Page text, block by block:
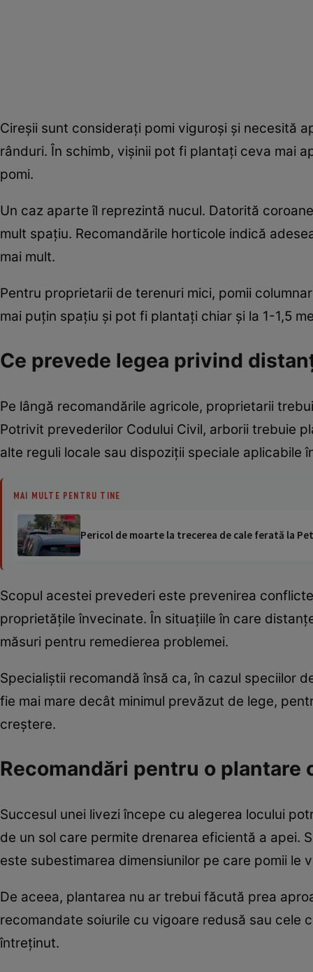
Cireșii sunt considerați pomi viguroși și necesită
rânduri. În schimb, vișinii pot fi plantați ceva mai
pomi.
Un caz aparte îl reprezintă nucul. Datorită
mult spațiu. Recomandările horticole indică
mai mult.
Pentru proprietarii de terenuri mici, pomii
mai puțin spațiu și pot fi plantați chiar și la 1-1,5
Ce prevede legea privind
Pe lângă recomandările agricole, proprietarii
Potrivit prevederilor Codului Civil, arborii trebuie
alte reguli locale sau dispoziții speciale aplicabile
MAI MULTE PENTRU TINE
Pericol de moarte la trecerea de cale ferată la
Scopul acestei prevederi este prevenirea
proprietățile învecinate. În situațiile în care
măsuri pentru remedierea problemei.
Specialiștii recomandă însă ca, în cazul speciilor
fie mai mare decât minimul prevăzut de lege,
creștere.
Recomandări pentru o plantare
Succesul unei livezi începe cu alegerea locului
de un sol care permite drenarea eficientă a apei.
este subestimarea dimensiunilor pe care pomii le
De aceea, plantarea nu ar trebui făcută prea
recomandate soiurile cu vigoare redusă sau cele
întreținut.